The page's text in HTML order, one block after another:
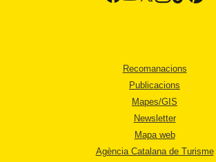
Recomanacions
Publicacions
Mapes/GIS
Newsletter
Mapa web
Agència Catalana de Turisme